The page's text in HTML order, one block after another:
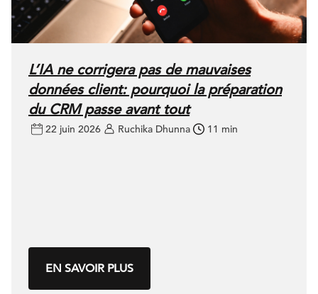
L’IA ne corrigera pas de mauvaises
données client: pourquoi la préparation
du CRM passe avant tout
22 juin 2026 Ruchika Dhunna 11 min
EN SAVOIR PLUS